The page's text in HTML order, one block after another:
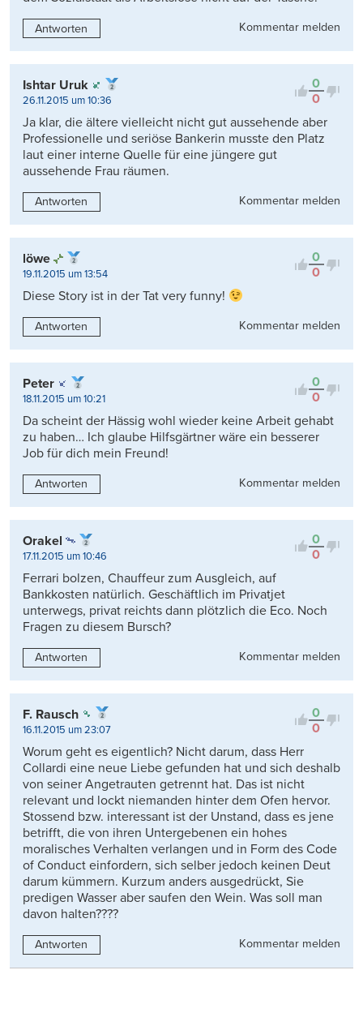
Antworten Kommentar melden
0
0
Ishtar Uruk
26.11.2015 um 10:36
Ja klar, die ältere vielleicht nicht gut aussehende aber
Professionelle und seriöse Bankerin musste den Platz
laut einer interne Quelle für eine jüngere gut
aussehende Frau räumen.
Antworten Kommentar melden
0
0
löwe
19.11.2015 um 13:54
Diese Story ist in der Tat very funny!
Antworten Kommentar melden
0
0
Peter
18.11.2015 um 10:21
Da scheint der Hässig wohl wieder keine Arbeit gehabt
zu haben… Ich glaube Hilfsgärtner wäre ein besserer
Job für dich mein Freund!
Antworten Kommentar melden
0
0
Orakel
17.11.2015 um 10:46
Ferrari bolzen, Chauffeur zum Ausgleich, auf
Bankkosten natürlich. Geschäftlich im Privatjet
unterwegs, privat reichts dann plötzlich die Eco. Noch
Fragen zu diesem Bursch?
Antworten Kommentar melden
0
0
F. Rausch
16.11.2015 um 23:07
Worum geht es eigentlich? Nicht darum, dass Herr
Collardi eine neue Liebe gefunden hat und sich deshalb
von seiner Angetrauten getrennt hat. Das ist nicht
relevant und lockt niemanden hinter dem Ofen hervor.
Stossend bzw. interessant ist der Unstand, dass es jene
betrifft, die von ihren Untergebenen ein hohes
moralisches Verhalten verlangen und in Form des Code
of Conduct einfordern, sich selber jedoch keinen Deut
darum kümmern. Kurzum anders ausgedrückt, Sie
predigen Wasser aber saufen den Wein. Was soll man
davon halten????
Antworten Kommentar melden